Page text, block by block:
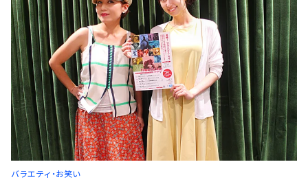
バラエティ・お笑い